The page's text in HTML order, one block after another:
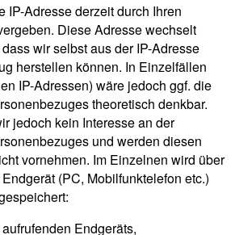
IP-Adresse derzeit durch Ihren
Diese Adresse wechselt
wir selbst aus der IP-Adresse
herstellen können. In Einzelfällen
IP-Adressen) wäre jedoch ggf. die
theoretisch denkbar.
jedoch kein Interesse an der
und werden diesen
vornehmen. Im Einzelnen wird über
(PC, Mobilfunktelefon etc.)
Endgeräts,